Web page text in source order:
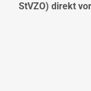
StVZO) direkt